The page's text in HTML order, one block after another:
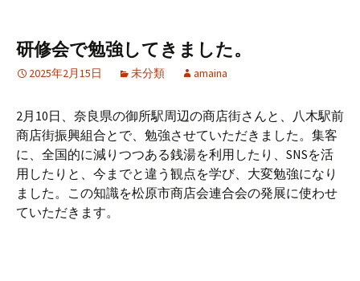
研修会で勉強してきました。
2025年2月15日 未分類 amaina
2月10日、奈良県の御所駅周辺の商店街さんと、八木駅前
商店街振興組合とで、勉強させていただきました。集客
に、全国的に減りつつある銭湯を利用したり、SNSを活
用したりと、今までと違う観点を学び、大変勉強になり
ました。この知識を松原市商店会連合会の発展に使わせ
ていただきます。